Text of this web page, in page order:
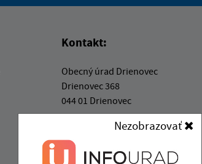
Nezobrazovať
Kontakt:
Obecný úrad Drienovec
Drienovec 368
044 01 Drienovec
info@obecdrienovec.eu
+421 554 602 202